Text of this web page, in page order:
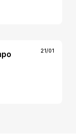
21/01